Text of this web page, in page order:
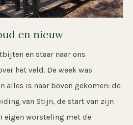
en nieuw
en staar naar ons
het veld. De week was
alles is naar boven gekomen: de
van Stijn, de start van zijn
eigen worsteling met de